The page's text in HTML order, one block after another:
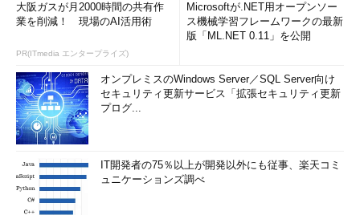
ールの設定画面における「例外」タブの内容に相当する。例えば
「%programfiles%\myapp\myapp.exe:LocalSubNet,192.168.0.0/
16:enabled:my server application」といった定義列を追加する。
Windowsファイアウォールの管理 3．netshによる設定」が参
考になるだろう。
■「ローカル ポートの例外を許可する」→未構成／有効／無効
この項目を有効もしくは未構成にすると、ローカルPCの管理
者は着信を許可するポートを追加／削除できる。これはデフォル
トの状態である。無効にすると、ポートの例外を定義できなくな
大阪ガスが月2000時間の共有作
業を削減！ 現場のAI活用術
PR(ITmedia エンタープライズ)
Microsoftが.NET用オープンソー
ス機械学習フレームワークの最新
版「ML.NET 0.11」を公開
オンプレミスのWindows Server／SQL Server向け
セキュリティ更新サービス「拡張セキュリティ更新
プログ...
IT開発者の75％以上が開発以外にも従事、楽天コミ
ュニケーションズ調べ